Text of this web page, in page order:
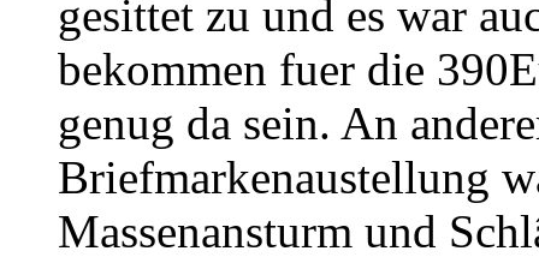
gesittet zu und es war
bekommen fuer die
genug da sein. An
Briefmarkenaustellung
Massenansturm und